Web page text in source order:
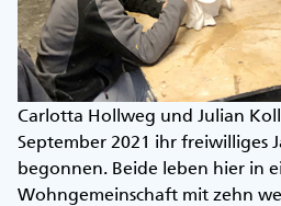
Carlotta Hollweg und Julian
September 2021 ihr freiwilliges
begonnen. Beide leben hier in
Wohngemeinschaft mit zehn